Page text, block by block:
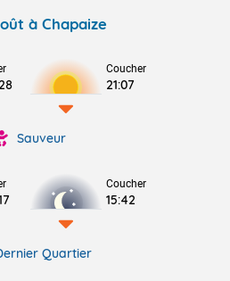
à Chapaize
Coucher
21:07
Sauveur
Coucher
15:42
Quartier